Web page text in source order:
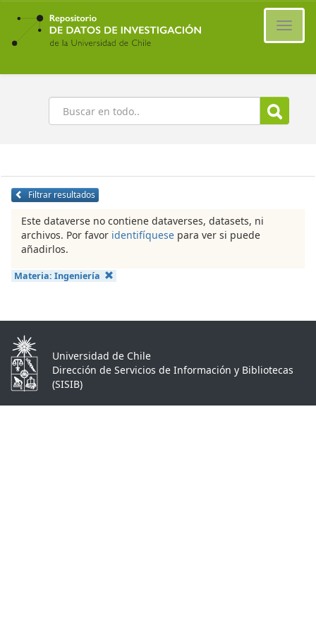
Ir
contenido
principal
Buscar
Filtrar resultados
Este dataverse no contiene dataverses, datasets, ni
archivos. Por favor identifíquese para ver si puede
añadirlos.
Materia: Ingeniería
Universidad de Chile
Dirección de Servicios de Información y Bibliotecas
(SISIB)